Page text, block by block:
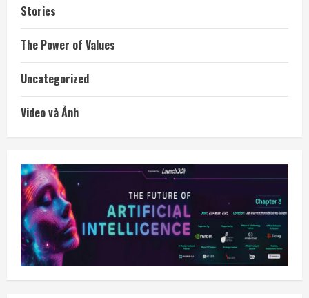
Stories
The Power of Values
Uncategorized
Video và Ảnh